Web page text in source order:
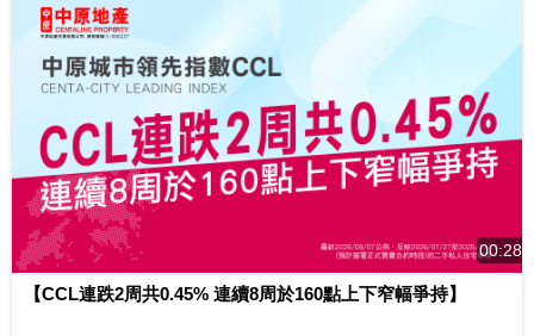
00:28
【CCL連跌2周共0.45% 連續8周於160點上下窄幅爭持】